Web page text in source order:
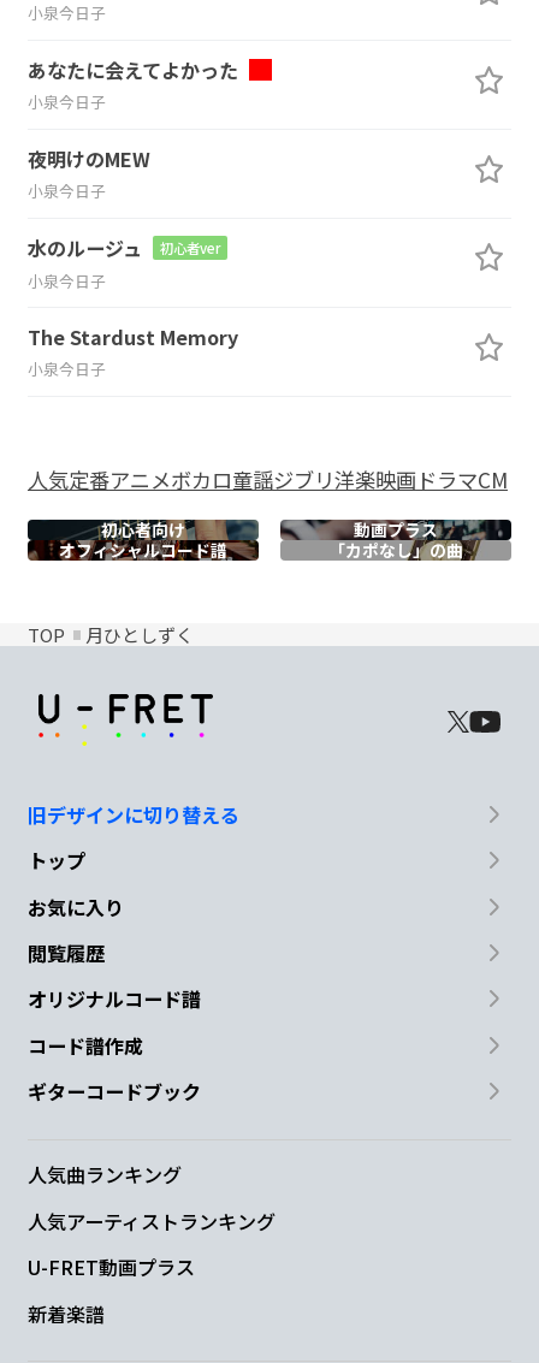
小泉今日子
あなたに会えてよかった
小泉今日子
夜明けのMEW
小泉今日子
水のルージュ 初心者ver
小泉今日子
The Stardust Memory
小泉今日子
人気定番アニメボカロ童謡ジブリ洋楽映画ドラマCM
初心者向け
動画プラス
オフィシャルコード譜 「カポなし」の曲
TOP 月ひとしずく
旧デザインに切り替える
トップ
お気に入り
閲覧履歴
オリジナルコード譜
コード譜作成
ギターコードブック
人気曲ランキング
人気アーティストランキング
U-FRET動画プラス
新着楽譜